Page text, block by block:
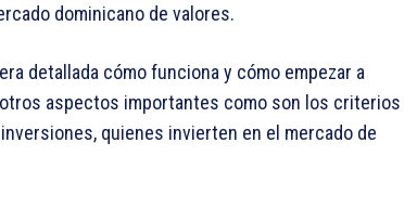
dominicano de valores.
detallada cómo funciona y cómo empezar a
aspectos importantes como son los criterios
quienes invierten en el mercado de